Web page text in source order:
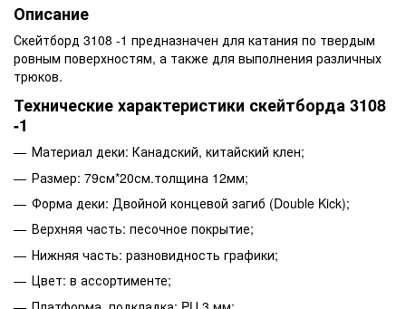
Описание
Скейтборд 3108 -1 предназначен для катания по твердым
ровным поверхностям, а также для выполнения различных
трюков.
Технические характеристики скейтборда 3108
-1
Материал деки: Канадский, китайский клен;
Размер: 79см*20см.толщина 12мм;
Форма деки: Двойной концевой загиб (Double Kick);
Верхняя часть: песочное покрытие;
Нижняя часть: разновидность графики;
Цвет: в ассортименте;